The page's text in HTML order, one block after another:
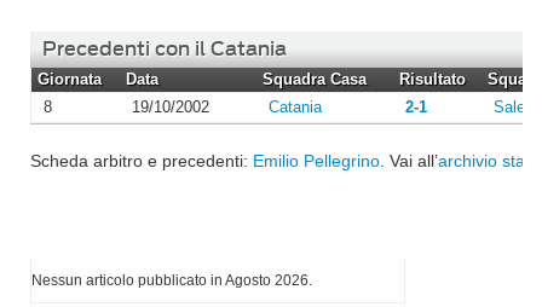
Precedenti con il Catania
Giornata Data Squadra Casa Risultato
8
19/10/2002 Catania 2-1
Scheda arbitro e precedenti: Emilio Pellegrino . Vai all’archivio
Nessun articolo pubblicato in Agosto 2026.